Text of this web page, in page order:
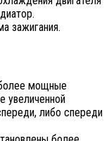
зажигания.
мощные
увеличенной
либо спереди